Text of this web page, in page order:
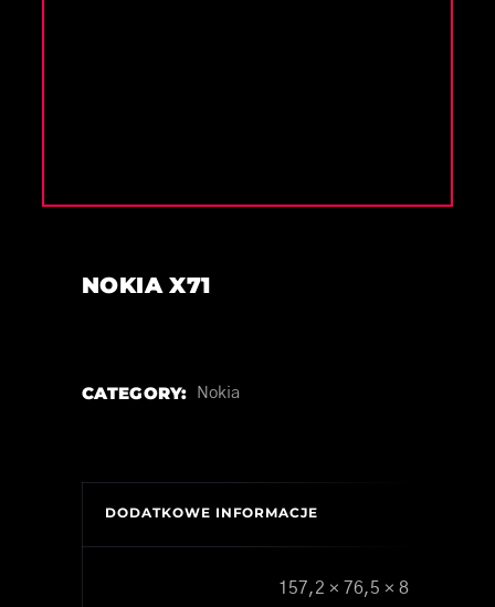
NOKIA X71
CATEGORY: Nokia
DODATKOWE INFORMACJE
157,2 × 76,5 × 8